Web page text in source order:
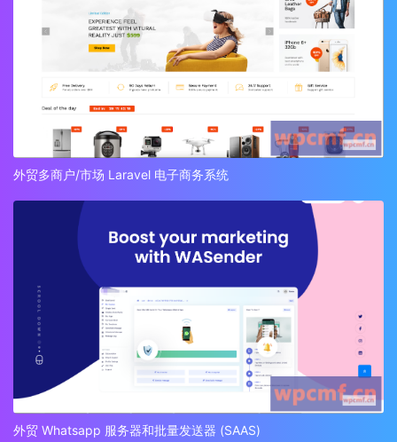
外贸多商户/市场 Laravel 电子商务系统
外贸 Whatsapp 服务器和批量发送器 (SAAS)